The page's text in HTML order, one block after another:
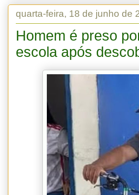
quarta-feira, 18 de junho de
Homem é preso
escola após